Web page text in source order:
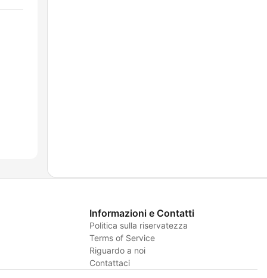
Informazioni e Contatti
Politica sulla riservatezza
Terms of Service
Riguardo a noi
Contattaci